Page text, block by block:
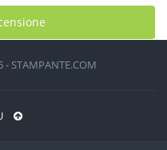
- STAMPANTE.COM